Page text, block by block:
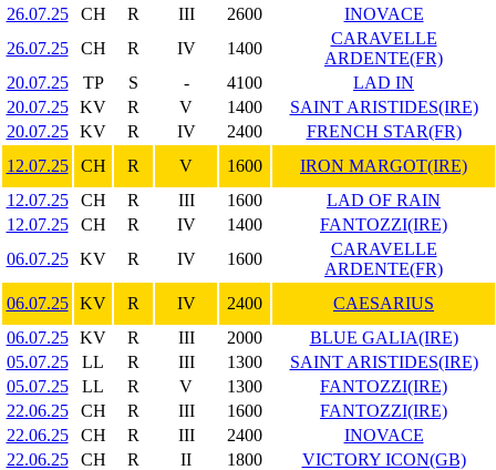
26.07.25
CH R III 2600
INOVACE
26.07.25
CH R IV 1400
CARAVELLE
ARDENTE(FR)
20.07.25
TP S - 4100
LAD IN
20.07.25
KV R V 1400
SAINT ARISTIDES(IRE)
20.07.25
KV R IV 2400
FRENCH STAR(FR)
12.07.25
CH R V 1600
IRON MARGOT(IRE)
12.07.25
CH R III 1600
LAD OF RAIN
12.07.25
CH R IV 1400
FANTOZZI(IRE)
06.07.25
KV R IV 1600
CARAVELLE
ARDENTE(FR)
06.07.25
KV R IV 2400
CAESARIUS
06.07.25
KV R III 2000
BLUE GALIA(IRE)
05.07.25
LL R III 1300
SAINT ARISTIDES(IRE)
05.07.25
LL R V 1300
FANTOZZI(IRE)
22.06.25
CH R III 1600
FANTOZZI(IRE)
22.06.25
CH R III 2400
INOVACE
22.06.25
CH R II 1800
VICTORY ICON(GB)